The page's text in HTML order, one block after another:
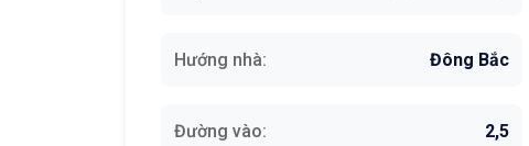
Hướng nhà: Đông Bắc
Đường vào: 2,5